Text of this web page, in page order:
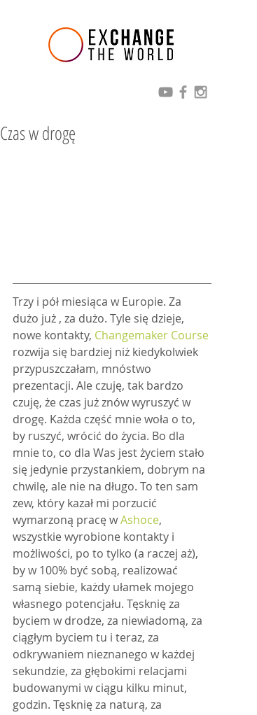
Czas w drogę
Trzy i pół miesiąca w Europie. Za
dużo już , za dużo. Tyle się dzieje,
nowe kontakty, Changemaker Course
rozwija się bardziej niż kiedykolwiek
przypuszczałam, mnóstwo
prezentacji. Ale czuję, tak bardzo
czuję, że czas już znów wyruszyć w
drogę. Każda część mnie woła o to,
by ruszyć, wrócić do życia. Bo dla
mnie to, co dla Was jest życiem stało
się jedynie przystankiem, dobrym na
chwilę, ale nie na długo. To ten sam
zew, który kazał mi porzucić
wymarzoną pracę w Ashoce,
wszystkie wyrobione kontakty i
możliwości, po to tylko (a raczej aż),
by w 100% być sobą, realizować
samą siebie, każdy ułamek mojego
własnego potencjału. Tęsknię za
byciem w drodze, za niewiadomą, za
ciągłym byciem tu i teraz, za
odkrywaniem nieznanego w każdej
sekundzie, za głębokimi relacjami
budowanymi w ciągu kilku minut,
godzin. Tęsknię za naturą, za